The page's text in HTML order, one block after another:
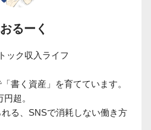
るーく
ック収入ライフ
書く資産」を育てています。
超。
る、SNSで消耗しない働き方